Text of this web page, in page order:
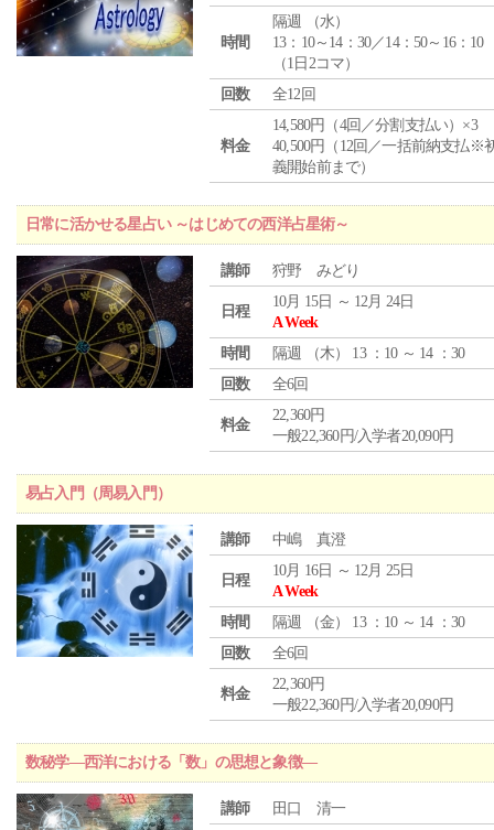
時間
隔週 （水）
13：10～14：30／14：50～16：10
（1日2コマ）
回数
全12回
料金
14,580円（4回／分割支払い）×3
40,500円（12回／一括前納支払※
義開始前まで）
日常に活かせる星占い ～はじめての西洋占星術～
講師 狩野 みどり
日程
10月 15日 ～ 12月 24日
A Week
時間
隔週 （木） 13 ：10 ～ 14 ：30
回数
全6回
料金
22,360円
一般22,360円/入学者20,090円
易占入門（周易入門）
講師 中嶋 真澄
日程
10月 16日 ～ 12月 25日
A Week
時間
隔週 （金） 13 ：10 ～ 14 ：30
回数
全6回
料金
22,360円
一般22,360円/入学者20,090円
数秘学―西洋における「数」の思想と象徴―
講師 田口 清一